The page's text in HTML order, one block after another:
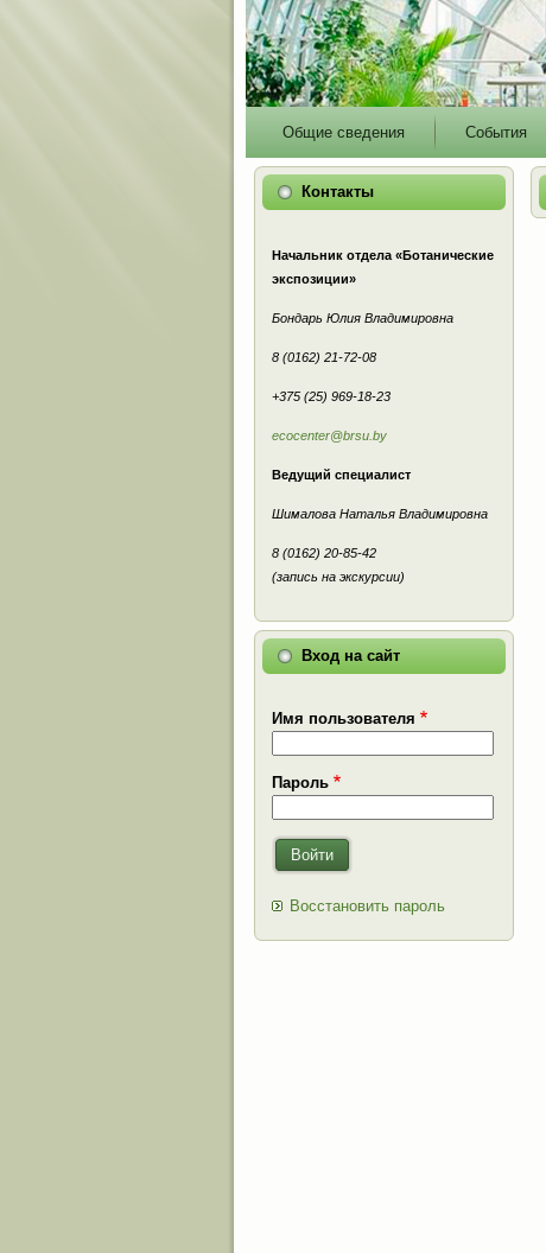
Main
menu
Общие сведения События
Контакты
Начальник отдела «Ботанические
экспозиции»
Бондарь Юлия Владимировна
8 (0162) 21-72-08
+375 (25) 969-18-23
ecocenter@brsu.by
Ведущий специалист
Шималова Наталья Владимировна
8 (0162) 20-85-42
(запись на экскурсии)
Вход на сайт
Имя пользователя
Пароль
Войти
Восстановить пароль